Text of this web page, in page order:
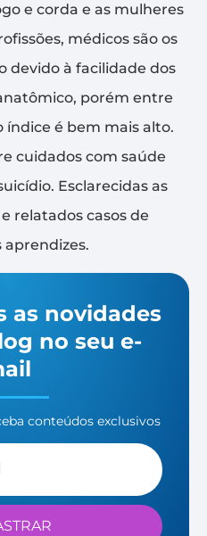
e corda e as mulheres
médicos são os
devido à facilidade dos
porém entre
índice é bem mais alto.
cuidados com saúde
Esclarecidas as
relatados casos de
aprendizes.
as novidades
no seu e-
conteúdos exclusivos